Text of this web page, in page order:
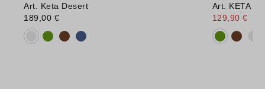
Art. Keta Desert
189,00 €
Verfügbare Farbvarianten:
Art. KETA
129,90 €
Verfügbare